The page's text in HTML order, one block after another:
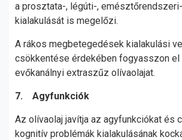
a prosztata-, légúti-,
kialakulását is megelőzi.
A rákos megbetegedések kialakulási
csökkentése érdekében fogyasszon el
evőkanálnyi extraszűz olívaolajat.
7. Agyfunkciók
Az olívaolaj javítja az agyfunkciókat és
kognitív problémák kialakulásának